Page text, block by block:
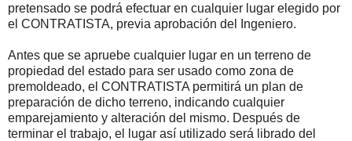
pretensado se podrá efectuar en cualquier lugar elegido por
el CONTRATISTA, previa aprobación del Ingeniero.
Antes que se apruebe cualquier lugar en un terreno de
propiedad del estado para ser usado como zona de
premoldeado, el CONTRATISTA permitirá un plan de
preparación de dicho terreno, indicando cualquier
emparejamiento y alteración del mismo. Después de
terminar el trabajo, el lugar así utilizado será librado del